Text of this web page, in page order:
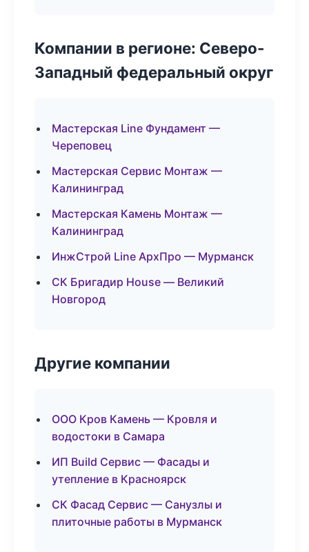
Компании в регионе: Северо-
Западный федеральный округ
Мастерская Line Фундамент —
Череповец
Мастерская Сервис Монтаж —
Калининград
Мастерская Камень Монтаж —
Калининград
ИнжСтрой Line АрхПро — Мурманск
СК Бригадир House — Великий
Новгород
Другие компании
ООО Кров Камень — Кровля и
водостоки в Самара
ИП Build Сервис — Фасады и
утепление в Красноярск
СК Фасад Сервис — Санузлы и
плиточные работы в Мурманск